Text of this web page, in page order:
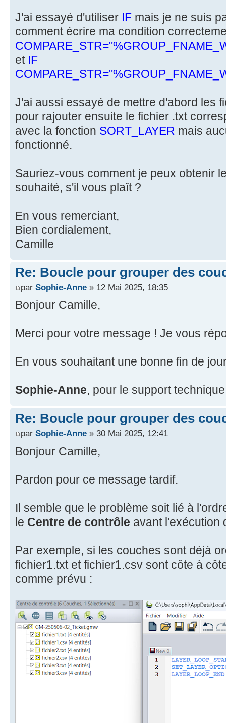
J'ai essayé d'utiliser IF mais je ne suis
comment écrire ma condition
et IF
J'ai aussi essayé de mettre d'abord les
pour rajouter ensuite le fichier .txt
avec la fonction SORT_LAYER mais
fonctionné.
Sauriez-vous comment je peux obtenir
souhaité, s'il vous plaît ?
En vous remerciant,
Bien cordialement,
Camille
Re: Boucle pour grouper des
par Sophie-Anne » 12 Mai 2025, 18:35
Bonjour Camille,
Merci pour votre message ! Je vous
En vous souhaitant une bonne fin de
Sophie-Anne, pour le support
Re: Boucle pour grouper des
par Sophie-Anne » 30 Mai 2025, 12:41
Bonjour Camille,
Pardon pour ce message tardif.
Il semble que le problème soit lié à
le Centre de contrôle avant l'exécution
Par exemple, si les couches sont déjà
fichier1.txt et fichier1.csv sont côte à
comme prévu :